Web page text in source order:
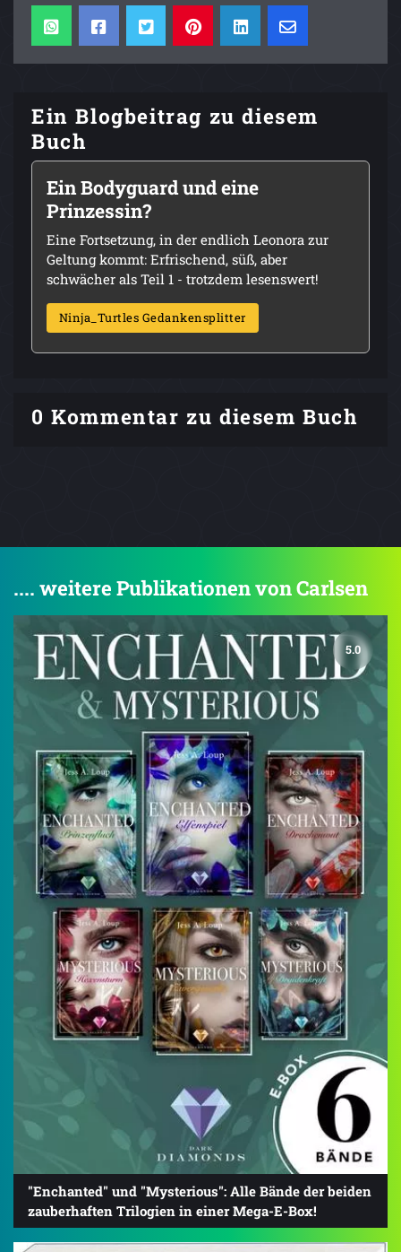
Ein Blogbeitrag zu diesem
Buch
Ein Bodyguard und eine
Prinzessin?
Eine Fortsetzung, in der endlich Leonora zur
Geltung kommt: Erfrischend, süß, aber
schwächer als Teil 1 - trotzdem lesenswert!
Ninja_Turtles Gedankensplitter
0 Kommentar zu diesem Buch
.... weitere Publikationen von Carlsen
5.0
"Enchanted" und "Mysterious": Alle Bände der beiden
zauberhaften Trilogien in einer Mega-E-Box!